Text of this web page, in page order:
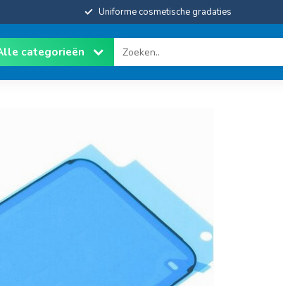
Uniforme cosmetische gradaties
categorieën